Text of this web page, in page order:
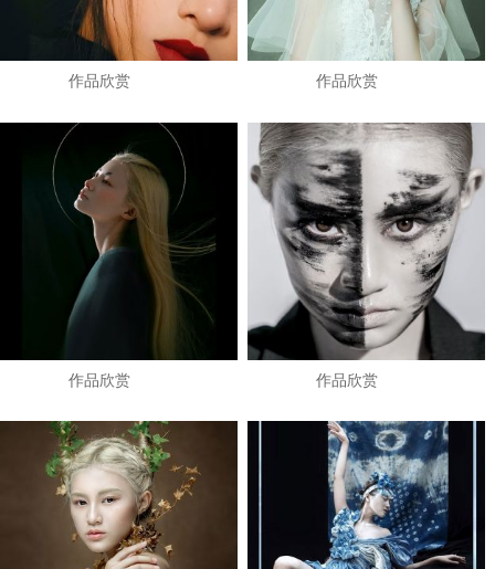
作品欣赏 作品欣赏
作品欣赏 作品欣赏